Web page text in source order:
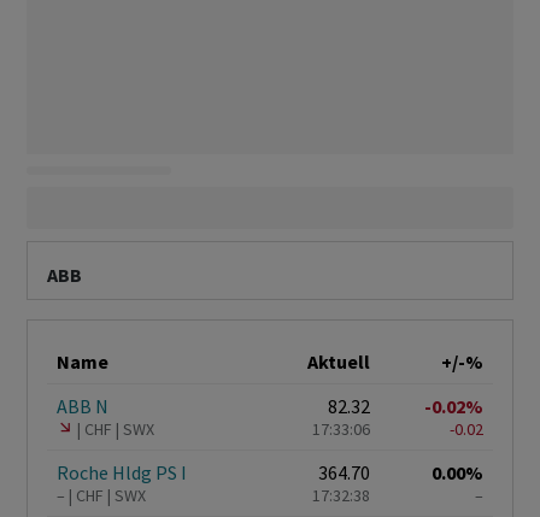
ABB
Name Aktuell
+/-%
ABB N
CHF SWX
82.32
17:33:06
-0.02%
-0.02
Roche Hldg PS I
– CHF SWX
364.70
17:32:38
0.00%
–